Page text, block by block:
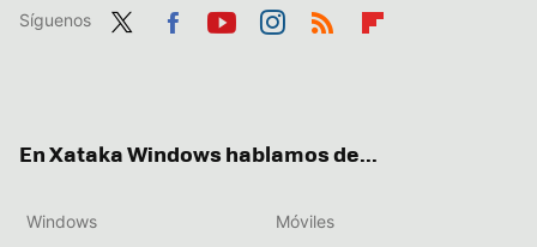
Síguenos
En Xataka Windows hablamos de...
Windows Móviles